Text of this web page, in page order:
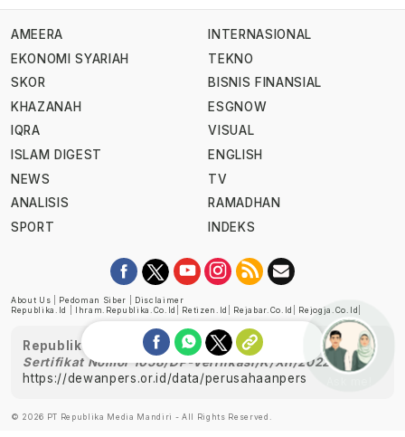
AMEERA
EKONOMI SYARIAH
SKOR
KHAZANAH
IQRA
ISLAM DIGEST
NEWS
ANALISIS
SPORT
INTERNASIONAL
TEKNO
BISNIS FINANSIAL
ESGNOW
VISUAL
ENGLISH
TV
RAMADHAN
INDEKS
About Us Pedoman Siber
Disclaimer
Republika.id
Ihram.republika.co.id Retizen.id Rejabar.co.id Rejogja.co.id
Republika telah diverifikasi oleh Dewan Pers
Sertifikat Nomor 1058/DP-Verifikasi/K/XII/2022
https://dewanpers.or.id/data/perusahaanpers
© 2026 PT Republika Media Mandiri - All Rights Reserved.